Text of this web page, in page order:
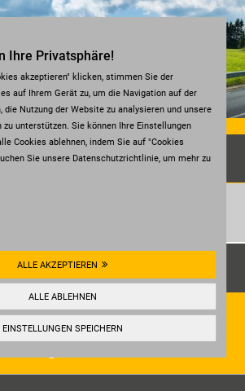
Ihre Privatsphäre!
akzeptieren" klicken, stimmen Sie der
auf Ihrem Gerät zu, um die Navigation auf der
die Nutzung der Website zu analysieren und unsere
unterstützen. Sie können Ihre Einstellungen
Cookies ablehnen, indem Sie auf "Cookies
Sie unsere Datenschutzrichtlinie, um mehr zu
ALLE AKZEPTIEREN
ALLE ABLEHNEN
EINSTELLUNGEN SPEICHERN
FUCHS
Kundenbewertungen:
HIER ANSEHEN
☰